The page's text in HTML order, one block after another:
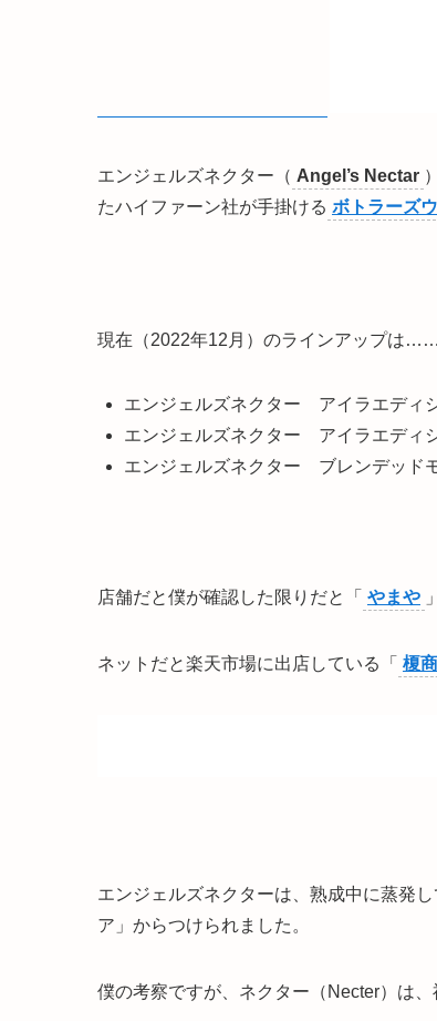
エンジェルズネクター（ Angel’s Nectar
たハイファーン社が手掛ける ボトラーズ
現在（2022年12月）のラインアップは……
エンジェルズネクター アイラエディ
エンジェルズネクター アイラエディ
エンジェルズネクター ブレンデッド
店舗だと僕が確認した限りだと「 やまや
ネットだと楽天市場に出店している「 榎
エンジェルズネクターは、熟成中に蒸発
ア」からつけられました。
僕の考察ですが、ネクター（Necter）は、